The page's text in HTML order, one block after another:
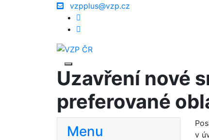
vzpplus@vzp.cz
Uzavření nové
preferované
Menu
v